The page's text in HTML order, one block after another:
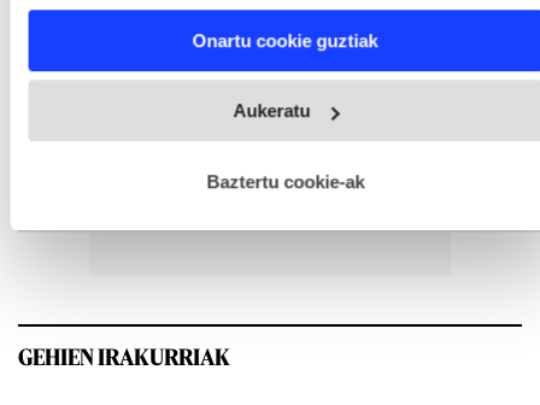
and set your preferences in thedetails section
fitxategiak erabiltzen ditu. Zure esperientzia eta zerbitzuak
esplizitua ematen diguzu.Gehiago irakurri
Onartu cookie guztiak
Aukeratu
Baztertu cookie-ak
GEHIEN IRAKURRIAK